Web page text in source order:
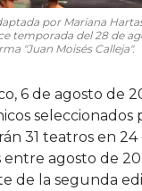
por Mariana
temporada del 28 de
"Juan Moisés Calleja".
6 de agosto de
seleccionados
31 teatros en 24
entre agosto de
de la segunda